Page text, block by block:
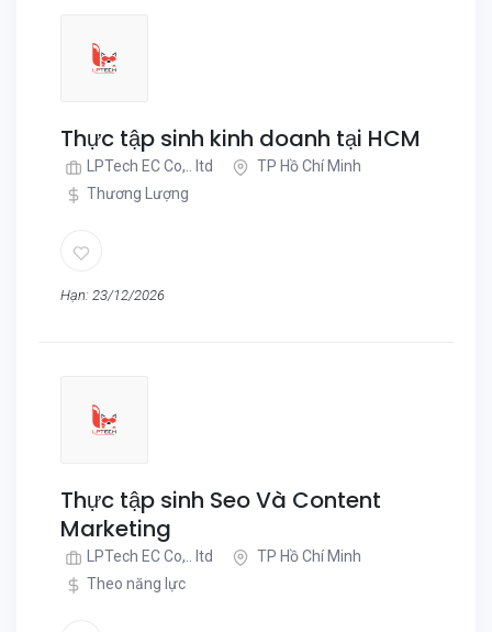
Thực tập sinh kinh doanh tại HCM
LPTech EC Co,.. ltd
TP Hồ Chí Minh
Thương Lượng
Hạn: 23/12/2026
Thực tập sinh Seo Và Content
Marketing
LPTech EC Co,.. ltd
TP Hồ Chí Minh
Theo năng lực